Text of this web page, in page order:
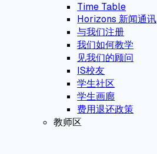
Time Table
Horizons 新闻通讯
与我们注册
我们如何教学
见我们的顾问
IS校友
学生社区
学生画廊
费用退还政策
教师区